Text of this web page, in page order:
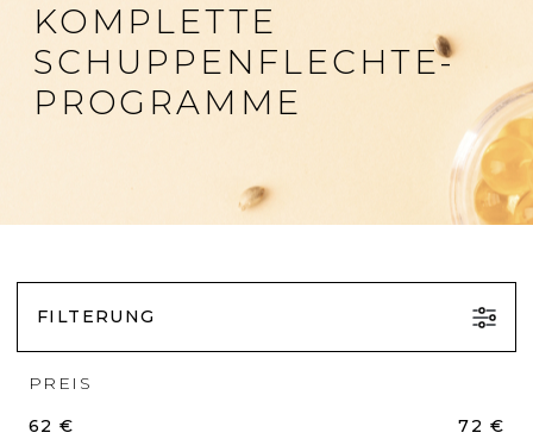
KOMPLETTE
SCHUPPENFLECHTE-
PROGRAMME
FILTERUNG
PREIS
62 € 72 €